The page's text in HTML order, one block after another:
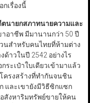
กเรื่องนี้
ตนายกสภาทนายความและ
อาชีพ มีมานานกว่า 50 ปี
สำหรับคนไทยที่ห้ามต่าง
าวในปี 2542 อย่างไร
ระเป๋าใบเดียวเข้ามาแล้ว
ครงสร้างที่ทำกันจนชิน
และเขายังมีวิธีซิกแซก
สังหาริมทรัพย์ขายให้คน